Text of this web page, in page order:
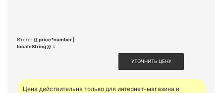
Итого: {{ price*number |
localeString }}
УТОЧНИТЬ ЦЕНУ
Цена действительна только для интернет-магазина и